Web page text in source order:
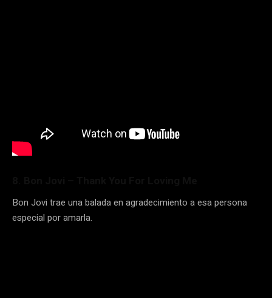
Bon Jovi trae una balada en agradecimiento a esa persona
especial por amarla.